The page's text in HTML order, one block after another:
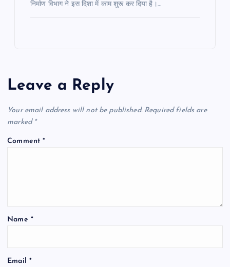
निर्माण विभाग ने इस दिशा में काम शुरू कर दिया है।…
Leave a Reply
Your email address will not be published. Required fields are
marked *
Comment*
Name *
Email *